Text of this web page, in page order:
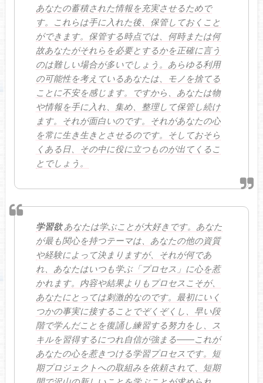
あなたの蓄積された情報を充実させるためで
す。これらは手に入れた後、保管しておくこと
ができます。保管する時点では、何時または何
故あなたがそれらを必要とするかを正確に言う
のは難しい場合が多いでしょう。あらゆる利用
の可能性を考えているあなたは、モノを捨てる
ことに不安を感じます。ですから、あなたは物
や情報を手に入れ、集め、整理して保管し続け
ます。それが面白いのです。それがあなたの心
を常に生き生きとさせるのです。そしておそら
くある日、その中に役に立つものが出てくるこ
とでしょう。
学習欲あなたは学ぶことが大好きです。あなた
が最も関心を持つテーマは、あなたの他の資質
や経験によって決まりますが、それが何であ
れ、あなたはいつも学ぶ「プロセス」に心を惹
かれます。内容や結果よりもプロセスこそが、
あなたにとっては刺激的なのです。最初にいく
つかの事実に接することでぞくぞくし、早い段
階で学んだことを復誦し練習する努力をし、ス
キルを習得するにつれ自信が強まる――これが
あなたの心を惹きつける学習プロセスです。短
期プロジェクトへの取組みを依頼されて、短期